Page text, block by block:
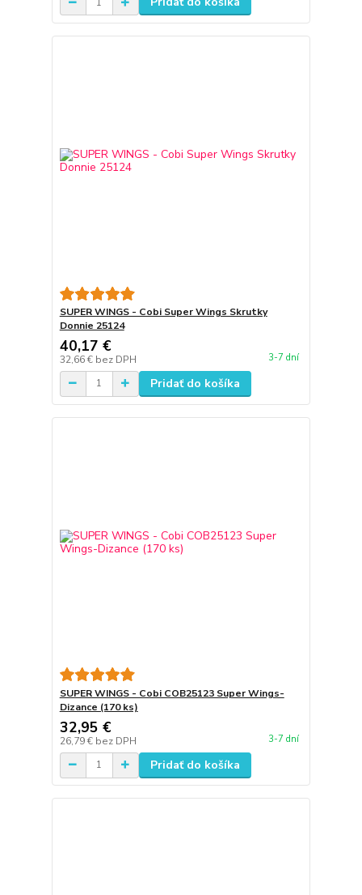
SUPER WINGS - Cobi Super Wings Skrutky
Donnie 25124
40,17 €
32,66 € bez DPH 3-7 dní
Pridať do košíka
SUPER WINGS - Cobi COB25123 Super Wings-
Dizance (170 ks)
32,95 €
26,79 € bez DPH 3-7 dní
Pridať do košíka